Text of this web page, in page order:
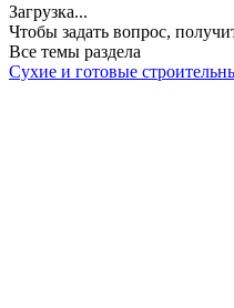
Загрузка...
Чтобы задать вопрос,
Все темы раздела
Сухие и готовые